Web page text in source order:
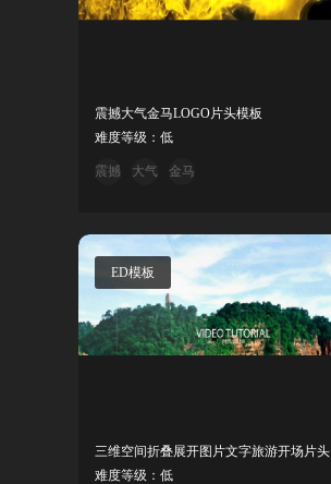
震撼大气金马LOGO片头模板
难度等级：低
震撼 大气 金马
ED模板
三维空间折叠展开图片文字旅游开场片头
难度等级：低